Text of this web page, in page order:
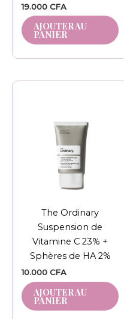
19.000 CFA
AJOUTER AU
PANIER
The Ordinary
Suspension de
Vitamine C 23% +
Sphères de HA 2%
10.000 CFA
AJOUTER AU
PANIER